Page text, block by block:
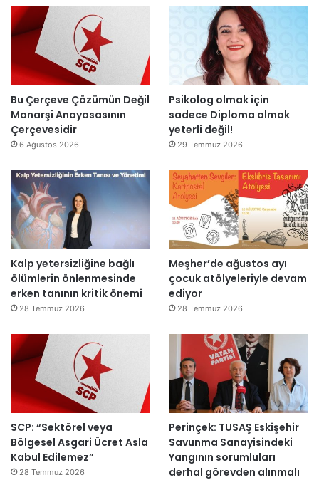
d
i
”
l
l
a
s
o
n
r
a
y
n
i
d
n
a
ç
ı
l
d
Bu Çerçeve Çözümün Değil
Monarşi Anayasasının
Çerçevesidir
6 Ağustos 2026
Psikolog olmak için
sadece Diploma almak
yeterli değil!
29 Temmuz 2026
Kalp yetersizliğine bağlı
ölümlerin önlenmesinde
erken tanının kritik önemi
28 Temmuz 2026
Meşher’de ağustos ayı
çocuk atölyeleriyle devam
ediyor
28 Temmuz 2026
SCP: “Sektörel veya
Bölgesel Asgari Ücret Asla
Kabul Edilemez”
28 Temmuz 2026
Perinçek: TUSAŞ Eskişehir
Savunma Sanayisindeki
Yangının sorumluları
derhal görevden alınmalı